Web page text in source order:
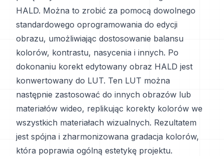
HALD. Można to zrobić za pomocą dowolnego
standardowego oprogramowania do edycji
obrazu, umożliwiając dostosowanie balansu
kolorów, kontrastu, nasycenia i innych. Po
dokonaniu korekt edytowany obraz HALD jest
konwertowany do LUT. Ten LUT można
następnie zastosować do innych obrazów lub
materiałów wideo, replikując korekty kolorów we
wszystkich materiałach wizualnych. Rezultatem
jest spójna i zharmonizowana gradacja kolorów,
która poprawia ogólną estetykę projektu.